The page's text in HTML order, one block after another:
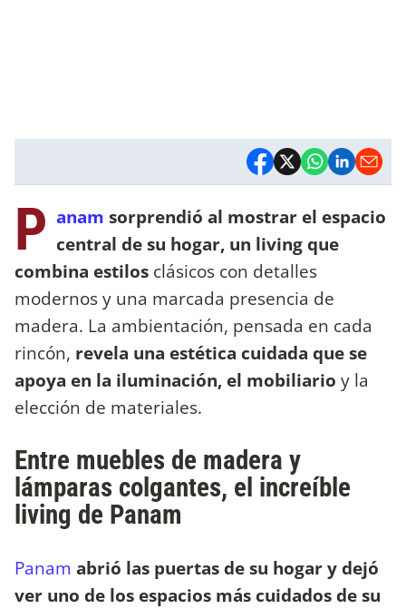
P anam sorprendió al mostrar el espacio
central de su hogar, un living que
combina estilos clásicos con detalles
modernos y una marcada presencia de
madera. La ambientación, pensada en cada
rincón, revela una estética cuidada que se
apoya en la iluminación, el mobiliario y la
elección de materiales.
Entre muebles de madera y
lámparas colgantes, el increíble
living de Panam
Panam abrió las puertas de su hogar y dejó
ver uno de los espacios más cuidados de su